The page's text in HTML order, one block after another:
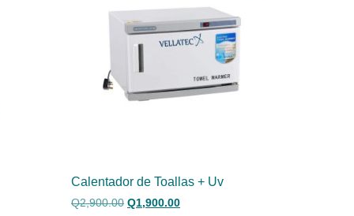
Calentador de Toallas + Uv
Q2,900.00 Q1,900.00